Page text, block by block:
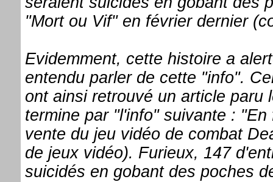
"Mort ou Vif" en février dernier
Evidemment, cette histoire a
entendu parler de cette "info".
ont ainsi retrouvé un article paru
termine par "l'info" suivante :
vente du jeu vidéo de combat
de jeux vidéo). Furieux, 147
suicidés en gobant des poches